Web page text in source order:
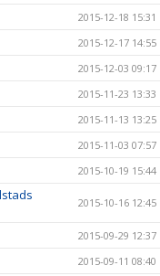
2015-12-18 15:31
2015-12-17 14:55
2015-12-03 09:17
2015-11-23 13:33
2015-11-13 13:25
2015-11-03 07:57
2015-10-19 15:44
2015-10-16 12:45
2015-09-29 12:37
2015-09-11 08:40